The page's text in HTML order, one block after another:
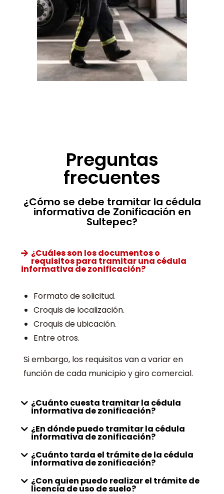
Preguntas
frecuentes
¿Cómo se debe tramitar la cédula
informativa de Zonificación en
Sultepec?
¿Cuáles son los documentos o
requisitos para tramitar una cédula
informativa de zonificación?
Formato de solicitud.
Croquis de localización.
Croquis de ubicación.
Entre otros.
Si embargo, los requisitos van a variar en
función de cada municipio y giro comercial.
¿Cuánto cuesta tramitar la cédula
informativa de zonificación?
¿En dónde puedo tramitar la cédula
informativa de zonificación?
¿Cuánto tarda el trámite de la cédula
informativa de zonificación?
¿Con quien puedo realizar el trámite de
licencia de uso de suelo?